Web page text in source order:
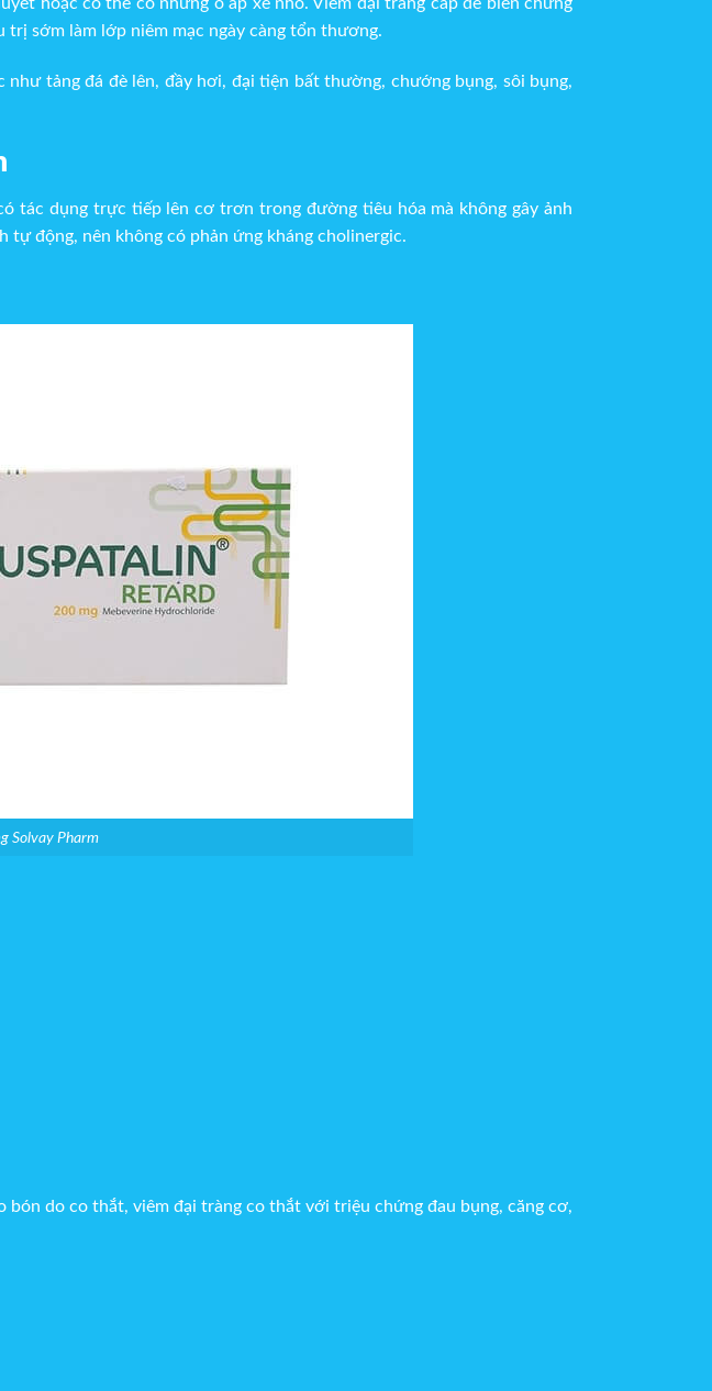
sớm làm lớp niêm mạc ngày càng tổn thương.
như tảng đá đè lên, đầy hơi, đại tiện bất thường, chướng bụng, sôi bụng,
tác dụng trực tiếp lên cơ trơn trong đường tiêu hóa mà không gây ảnh
tự động, nên không có phản ứng kháng cholinergic.
Solvay Pharm
bón do co thắt, viêm đại tràng co thắt với triệu chứng đau bụng, căng cơ,